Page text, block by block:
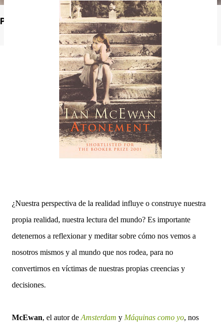
Poet's Abbey (Blog de lecturas)
¿Nuestra perspectiva de la realidad influye o construye nuestra
propia realidad, nuestra lectura del mundo? Es importante
detenernos a reflexionar y meditar sobre cómo nos vemos a
nosotros mismos y al mundo que nos rodea, para no
convertirnos en víctimas de nuestras propias creencias y
decisiones.
McEwan, el autor de Amsterdam y Máquinas como yo, nos